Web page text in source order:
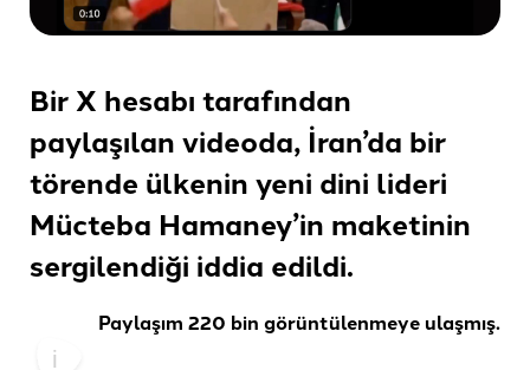
Bir X hesabı tarafından
paylaşılan videoda, İran’da bir
törende ülkenin yeni dini lideri
Mücteba Hamaney’in maketinin
sergilendiği iddia edildi.
Paylaşım 220 bin görüntülenmeye ulaşmış.